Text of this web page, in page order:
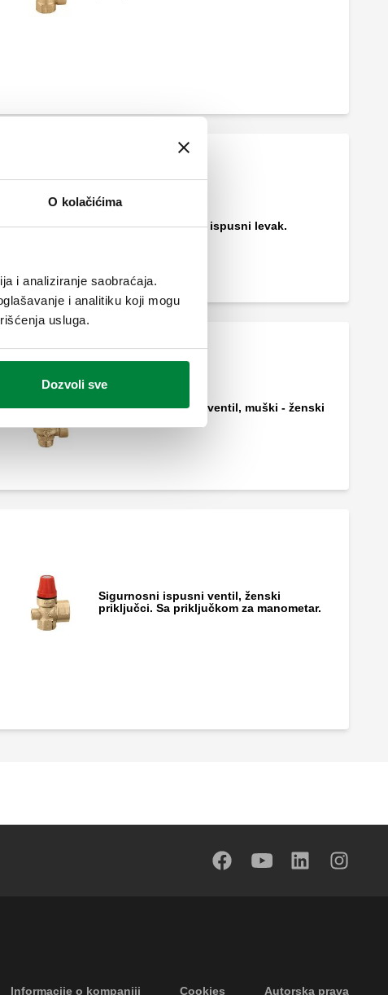
O kolačićima
i analiziranje saobraćaja.
i analitiku koji mogu
usluga.
Dozvoli sve
Sigurnosni ispusni ventil, muški - ženski
Posebno oblikovan ispusni levak.
Sigurnosni ispusni ventil, muški - ženski
Sigurnosni ispusni ventil, ženski
priključci. Sa priključkom za manometar.
Informacije o kompaniji Cookies Autorska prava